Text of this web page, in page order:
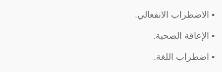
• الاضطراب الانفعالي.
• الإعاقة الصحية.
• اضطراب اللغة.